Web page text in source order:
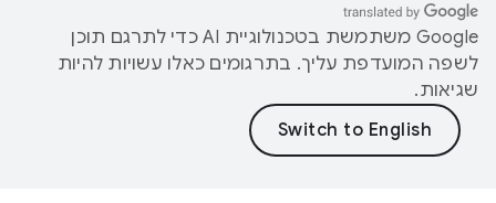
‫Google משתמשת בטכנולוגיית AI כדי לתרגם תוכן
לשפה המועדפת עליך. בתרגומים כאלו עשויות להיות
שגיאות.